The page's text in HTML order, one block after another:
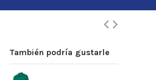
También podría gustarle